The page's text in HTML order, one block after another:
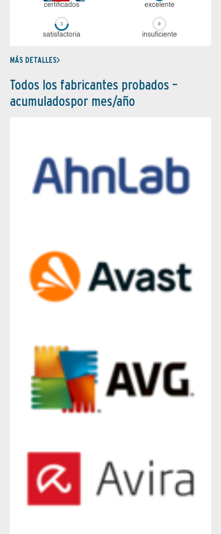
certi­ficados ex­ce­len­te
sa­tis­fac­to­ria in­su­fi­cien­te
MÁS DETALLES
Todos los fabricantes probados –
acumuladospor mes/año